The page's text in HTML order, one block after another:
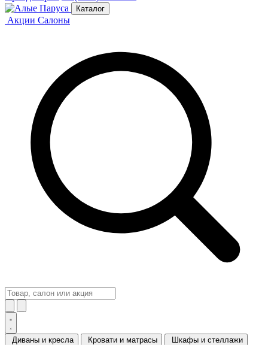
Каталог
Акции Салоны
Диваны и кресла Кровати и матрасы
Шкафы и стеллажи